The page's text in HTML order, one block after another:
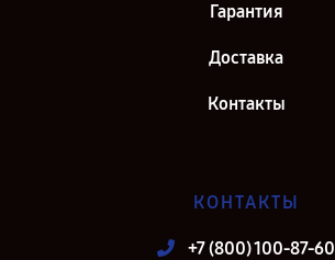
Гарантия
Доставка
Контакты
КОНТАКТЫ
+7 (800) 100-87-60